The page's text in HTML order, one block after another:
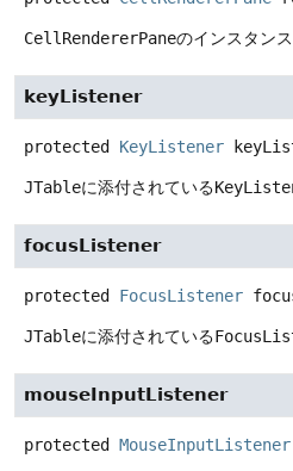
CellRendererPaneのインスタンス
keyListener
protected KeyListener
JTableに添付されている
focusListener
protected FocusListener
JTableに添付されている
mouseInputListener
protected MouseInputListener